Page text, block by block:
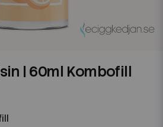
| 60ml Kombofill